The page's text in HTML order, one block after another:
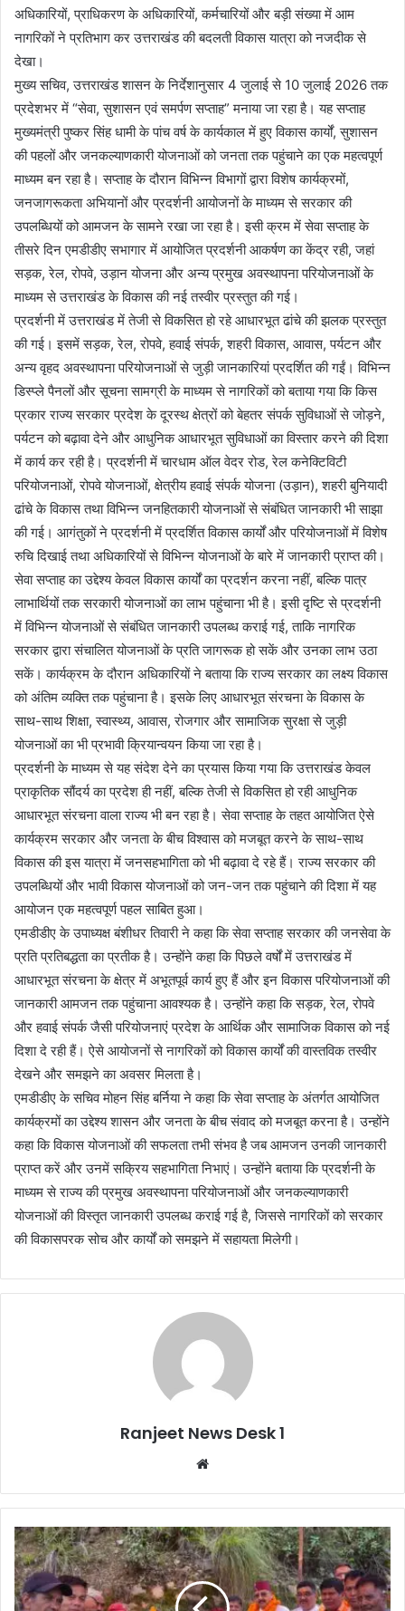
अधिकारियों, प्राधिकरण के अधिकारियों, कर्मचारियों और बड़ी संख्या में आम
नागरिकों ने प्रतिभाग कर उत्तराखंड की बदलती विकास यात्रा को नजदीक से
देखा।
मुख्य सचिव, उत्तराखंड शासन के निर्देशानुसार 4 जुलाई से 10 जुलाई 2026 तक
प्रदेशभर में “सेवा, सुशासन एवं समर्पण सप्ताह” मनाया जा रहा है। यह सप्ताह
मुख्यमंत्री पुष्कर सिंह धामी के पांच वर्ष के कार्यकाल में हुए विकास कार्यों, सुशासन
की पहलों और जनकल्याणकारी योजनाओं को जनता तक पहुंचाने का एक महत्वपूर्ण
माध्यम बन रहा है। सप्ताह के दौरान विभिन्न विभागों द्वारा विशेष कार्यक्रमों,
जनजागरूकता अभियानों और प्रदर्शनी आयोजनों के माध्यम से सरकार की
उपलब्धियों को आमजन के सामने रखा जा रहा है। इसी क्रम में सेवा सप्ताह के
तीसरे दिन एमडीडीए सभागार में आयोजित प्रदर्शनी आकर्षण का केंद्र रही, जहां
सड़क, रेल, रोपवे, उड़ान योजना और अन्य प्रमुख अवस्थापना परियोजनाओं के
माध्यम से उत्तराखंड के विकास की नई तस्वीर प्रस्तुत की गई।
प्रदर्शनी में उत्तराखंड में तेजी से विकसित हो रहे आधारभूत ढांचे की झलक प्रस्तुत
की गई। इसमें सड़क, रेल, रोपवे, हवाई संपर्क, शहरी विकास, आवास, पर्यटन और
अन्य वृहद अवस्थापना परियोजनाओं से जुड़ी जानकारियां प्रदर्शित की गईं। विभिन्न
डिस्प्ले पैनलों और सूचना सामग्री के माध्यम से नागरिकों को बताया गया कि किस
प्रकार राज्य सरकार प्रदेश के दूरस्थ क्षेत्रों को बेहतर संपर्क सुविधाओं से जोड़ने,
पर्यटन को बढ़ावा देने और आधुनिक आधारभूत सुविधाओं का विस्तार करने की दिशा
में कार्य कर रही है। प्रदर्शनी में चारधाम ऑल वेदर रोड, रेल कनेक्टिविटी
परियोजनाओं, रोपवे योजनाओं, क्षेत्रीय हवाई संपर्क योजना (उड़ान), शहरी बुनियादी
ढांचे के विकास तथा विभिन्न जनहितकारी योजनाओं से संबंधित जानकारी भी साझा
की गई। आगंतुकों ने प्रदर्शनी में प्रदर्शित विकास कार्यों और परियोजनाओं में विशेष
रुचि दिखाई तथा अधिकारियों से विभिन्न योजनाओं के बारे में जानकारी प्राप्त की।
सेवा सप्ताह का उद्देश्य केवल विकास कार्यों का प्रदर्शन करना नहीं, बल्कि पात्र
लाभार्थियों तक सरकारी योजनाओं का लाभ पहुंचाना भी है। इसी दृष्टि से प्रदर्शनी
में विभिन्न योजनाओं से संबंधित जानकारी उपलब्ध कराई गई, ताकि नागरिक
सरकार द्वारा संचालित योजनाओं के प्रति जागरूक हो सकें और उनका लाभ उठा
सकें। कार्यक्रम के दौरान अधिकारियों ने बताया कि राज्य सरकार का लक्ष्य विकास
को अंतिम व्यक्ति तक पहुंचाना है। इसके लिए आधारभूत संरचना के विकास के
साथ-साथ शिक्षा, स्वास्थ्य, आवास, रोजगार और सामाजिक सुरक्षा से जुड़ी
योजनाओं का भी प्रभावी क्रियान्वयन किया जा रहा है।
प्रदर्शनी के माध्यम से यह संदेश देने का प्रयास किया गया कि उत्तराखंड केवल
प्राकृतिक सौंदर्य का प्रदेश ही नहीं, बल्कि तेजी से विकसित हो रही आधुनिक
आधारभूत संरचना वाला राज्य भी बन रहा है। सेवा सप्ताह के तहत आयोजित ऐसे
कार्यक्रम सरकार और जनता के बीच विश्वास को मजबूत करने के साथ-साथ
विकास की इस यात्रा में जनसहभागिता को भी बढ़ावा दे रहे हैं। राज्य सरकार की
उपलब्धियों और भावी विकास योजनाओं को जन-जन तक पहुंचाने की दिशा में यह
आयोजन एक महत्वपूर्ण पहल साबित हुआ।
एमडीडीए के उपाध्यक्ष बंशीधर तिवारी ने कहा कि सेवा सप्ताह सरकार की जनसेवा के
प्रति प्रतिबद्धता का प्रतीक है। उन्होंने कहा कि पिछले वर्षों में उत्तराखंड में
आधारभूत संरचना के क्षेत्र में अभूतपूर्व कार्य हुए हैं और इन विकास परियोजनाओं की
जानकारी आमजन तक पहुंचाना आवश्यक है। उन्होंने कहा कि सड़क, रेल, रोपवे
और हवाई संपर्क जैसी परियोजनाएं प्रदेश के आर्थिक और सामाजिक विकास को नई
दिशा दे रही हैं। ऐसे आयोजनों से नागरिकों को विकास कार्यों की वास्तविक तस्वीर
देखने और समझने का अवसर मिलता है।
एमडीडीए के सचिव मोहन सिंह बर्निया ने कहा कि सेवा सप्ताह के अंतर्गत आयोजित
कार्यक्रमों का उद्देश्य शासन और जनता के बीच संवाद को मजबूत करना है। उन्होंने
कहा कि विकास योजनाओं की सफलता तभी संभव है जब आमजन उनकी जानकारी
प्राप्त करें और उनमें सक्रिय सहभागिता निभाएं। उन्होंने बताया कि प्रदर्शनी के
माध्यम से राज्य की प्रमुख अवस्थापना परियोजनाओं और जनकल्याणकारी
योजनाओं की विस्तृत जानकारी उपलब्ध कराई गई है, जिससे नागरिकों को सरकार
की विकासपरक सोच और कार्यों को समझने में सहायता मिलेगी।
Ranjeet News Desk 1
te